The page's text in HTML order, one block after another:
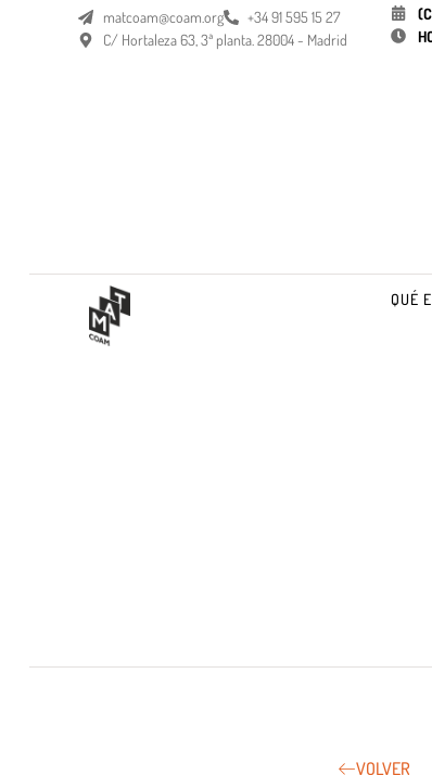
matcoam@coam.org
+34 91 595 15 27
C/ Hortaleza 63, 3ª planta. 28004 - Madrid
QUÉ
VOLVER